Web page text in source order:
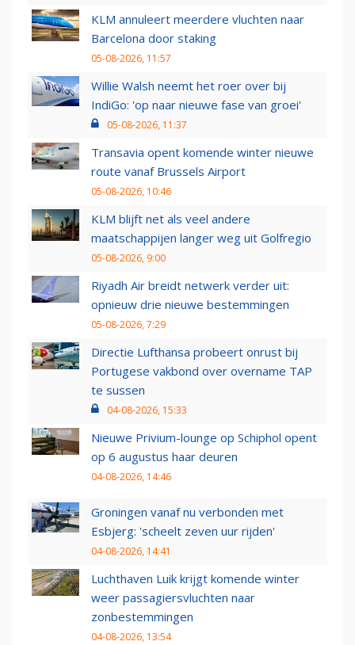
KLM annuleert meerdere vluchten naar
Barcelona door staking
05-08-2026, 11:57
Willie Walsh neemt het roer over bij
IndiGo: 'op naar nieuwe fase van groei'
05-08-2026, 11:37
Transavia opent komende winter nieuwe
route vanaf Brussels Airport
05-08-2026, 10:46
KLM blijft net als veel andere
maatschappijen langer weg uit Golfregio
05-08-2026, 9:00
Riyadh Air breidt netwerk verder uit:
opnieuw drie nieuwe bestemmingen
05-08-2026, 7:29
Directie Lufthansa probeert onrust bij
Portugese vakbond over overname TAP
te sussen
04-08-2026, 15:33
Nieuwe Privium-lounge op Schiphol opent
op 6 augustus haar deuren
04-08-2026, 14:46
Groningen vanaf nu verbonden met
Esbjerg: 'scheelt zeven uur rijden'
04-08-2026, 14:41
Luchthaven Luik krijgt komende winter
weer passagiersvluchten naar
zonbestemmingen
04-08-2026, 13:54